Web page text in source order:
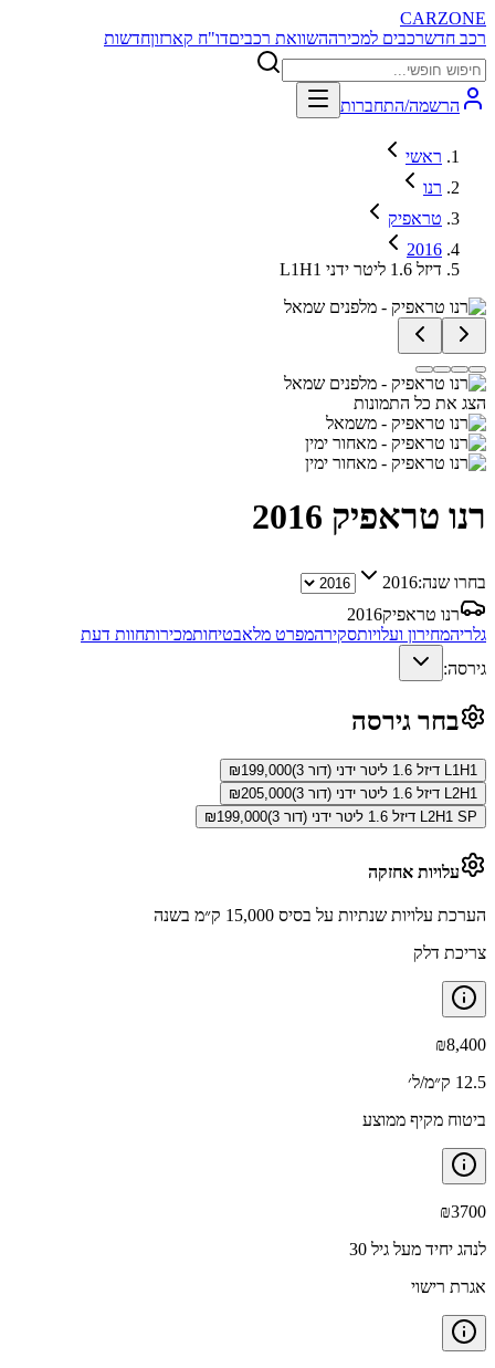
CARZONE
רכב חדשרכבים למכירההשוואת רכביםדו"ח קארזוןחדשות
הרשמה/התחברות
ראשי
רנו
טראפיק
2016
L1H1 דיזל 1.6 ליטר ידני
הצג את כל התמונות
רנו טראפיק 2016
בחרו שנה:2016
רנו טראפיק2016
גלריהמחירון ועלויותסקירהמפרט מלאבטיחותמכירותחוות דעת
גירסה:
בחר גירסה
L1H1 דיזל 1.6 ליטר ידני (דור 3) ₪199,000
L2H1 דיזל 1.6 ליטר ידני (דור 3)
₪205,000
L2H1 SP דיזל 1.6 ליטר ידני (דור 3)
₪199,000
עלויות אחזקה
הערכת עלויות שנתיות על בסיס 15,000 ק״מ בשנה
צריכת דלק
₪8,400
12.5 ק״מ/ל׳
ביטוח מקיף ממוצע
₪3700
לנהג יחיד מעל גיל 30
אגרת רישוי